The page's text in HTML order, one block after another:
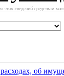
этих сведений средствам
об